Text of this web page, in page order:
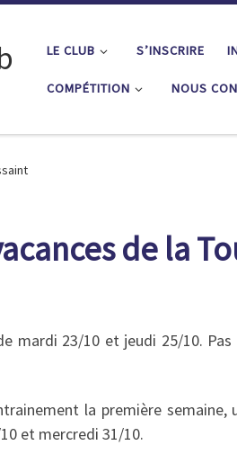
LE CLUB S’INSCRIRE
COMPÉTITION NOUS
de la
mardi 23/10 et jeudi 25/10. Pas
la première semaine,
et mercredi 31/10.